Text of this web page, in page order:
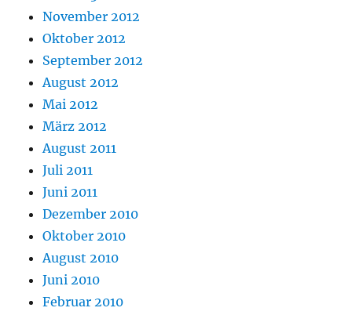
November 2012
Oktober 2012
September 2012
August 2012
Mai 2012
März 2012
August 2011
Juli 2011
Juni 2011
Dezember 2010
Oktober 2010
August 2010
Juni 2010
Februar 2010